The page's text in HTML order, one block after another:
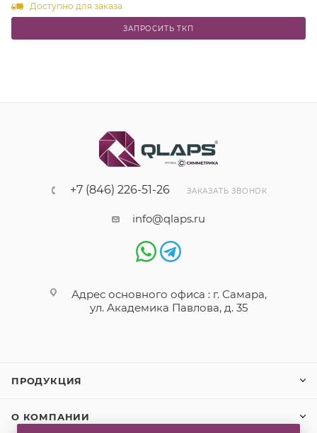
Доступно для заказа
ЗАПРОСИТЬ ТКП
+7 (846) 226-51-26 ЗАКАЗАТЬ ЗВОНОК
info@qlaps.ru
Адрес основного офиса : г. Самара,
ул. Академика Павлова, д. 35
ПРОДУКЦИЯ
О КОМПАНИИ